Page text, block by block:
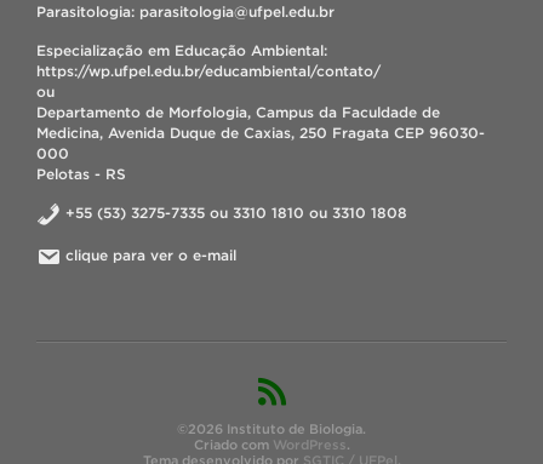
Parasitologia: parasitologia@ufpel.edu.br
Especialização em Educação Ambiental:
https://wp.ufpel.edu.br/educambiental/contato/
ou
Departamento de Morfologia, Campus da Faculdade de
Medicina, Avenida Duque de Caxias, 250 Fragata CEP 96030-
000
Pelotas - RS
+55 (53) 3275-7335 ou 3310 1810 ou 3310 1808
clique para ver o e-mail
©2026 Instituto de Biologia.
Criado com WordPress.
Tema desenvolvido por SGTIC / UFPel.